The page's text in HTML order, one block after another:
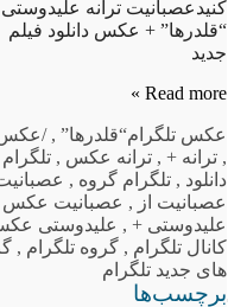
کنیدعصبانیت ترانه علیدوستی
“قلدرها” + عکس دانلود فیلم
جدید
Read more »
عکس تلگرام“قلدرها”,/عکس
, ترانه +, ترانه عکس , تلگرام
دانلود , تلگرام گروه ,
عصبانیت از , عصبانیت عکس
علیدوستی +, علیدوستی
کانال تلگرام , گروه تلگرام ,
های جدید تلگرام
برچسب‌ها